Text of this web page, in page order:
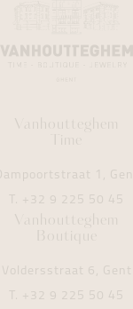
Vanhoutteghem
Time
Dampoortstraat 1, Gent
T. +32 9 225 50 45
Vanhoutteghem
Boutique
Voldersstraat 6, Gent
T. +32 9 225 50 45